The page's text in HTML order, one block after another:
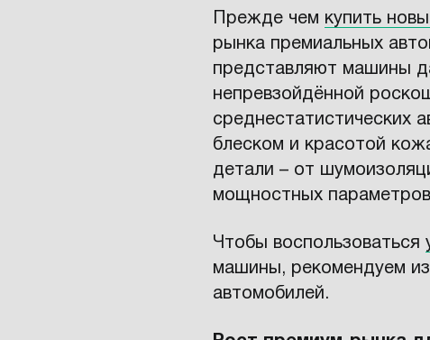
Прежде чем купить
рынка премиальных
представляют машины
непревзойдённой
среднестатистических
блеском и красотой
детали – от
мощностных
Чтобы воспользоваться
машины, рекомендуем
автомобилей.